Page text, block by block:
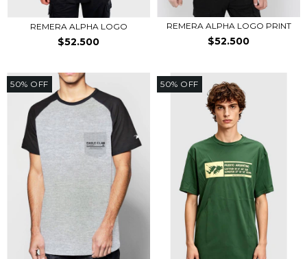
REMERA ALPHA LOGO
$52.500
REMERA ALPHA LOGO PRINT
$52.500
50% OFF 50% OFF